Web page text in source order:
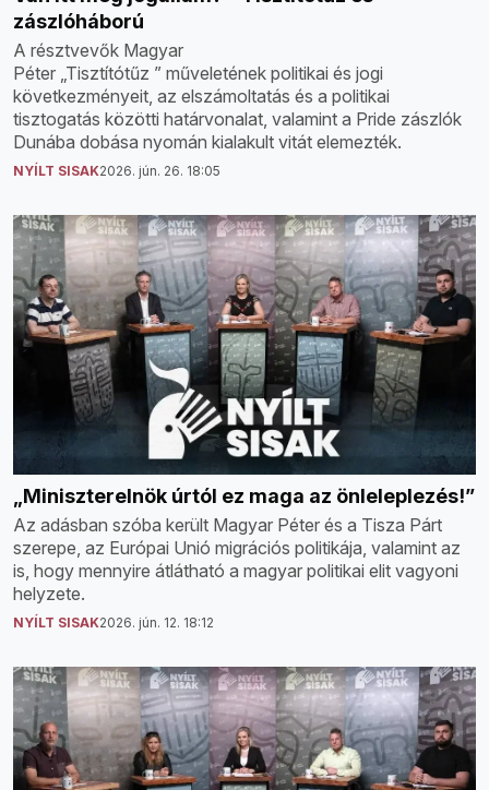
zászlóháború
A résztvevők Magyar
Péter „Tisztítótűz ” műveletének politikai és jogi
következményeit, az elszámoltatás és a politikai
tisztogatás közötti határvonalat, valamint a Pride zászlók
Dunába dobása nyomán kialakult vitát elemezték.
NYÍLT SISAK2026. jún. 26. 18:05
„Miniszterelnök úrtól ez maga az önleleplezés!”
Az adásban szóba került Magyar Péter és a Tisza Párt
szerepe, az Európai Unió migrációs politikája, valamint az
is, hogy mennyire átlátható a magyar politikai elit vagyoni
helyzete.
NYÍLT SISAK2026. jún. 12. 18:12